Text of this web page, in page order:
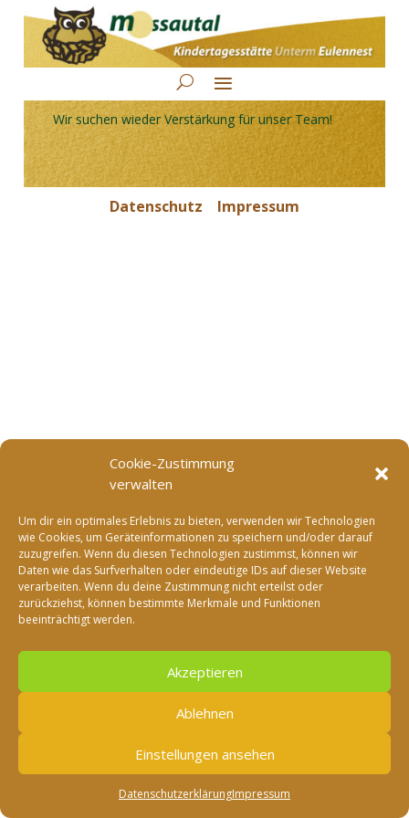
Cookie-Zustimmung
verwalten
Um dir ein optimales Erlebnis zu bieten, verwenden wir Technologien
wie Cookies, um Geräteinformationen zu speichern und/oder darauf
zuzugreifen. Wenn du diesen Technologien zustimmst, können wir
Daten wie das Surfverhalten oder eindeutige IDs auf dieser Website
verarbeiten. Wenn du deine Zustimmung nicht erteilst oder
zurückziehst, können bestimmte Merkmale und Funktionen
beeinträchtigt werden.
Akzeptieren
Ablehnen
Einstellungen ansehen
DatenschutzerklärungImpressum
Wir suchen wieder Verstärkung für unser Team!
Datenschutz Impressum